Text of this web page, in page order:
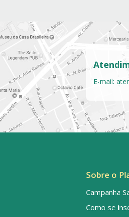
E-mail:
Sobre o
Campanha
Como se